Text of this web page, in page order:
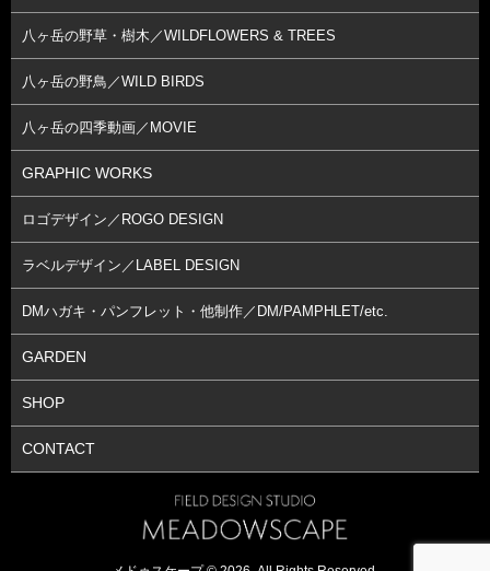
八ヶ岳の野草・樹木／WILDFLOWERS & TREES
八ヶ岳の野鳥／WILD BIRDS
八ヶ岳の四季動画／MOVIE
GRAPHIC WORKS
ロゴデザイン／ROGO DESIGN
ラベルデザイン／LABEL DESIGN
DMハガキ・パンフレット・他制作／DM/PAMPHLET/etc.
GARDEN
SHOP
CONTACT